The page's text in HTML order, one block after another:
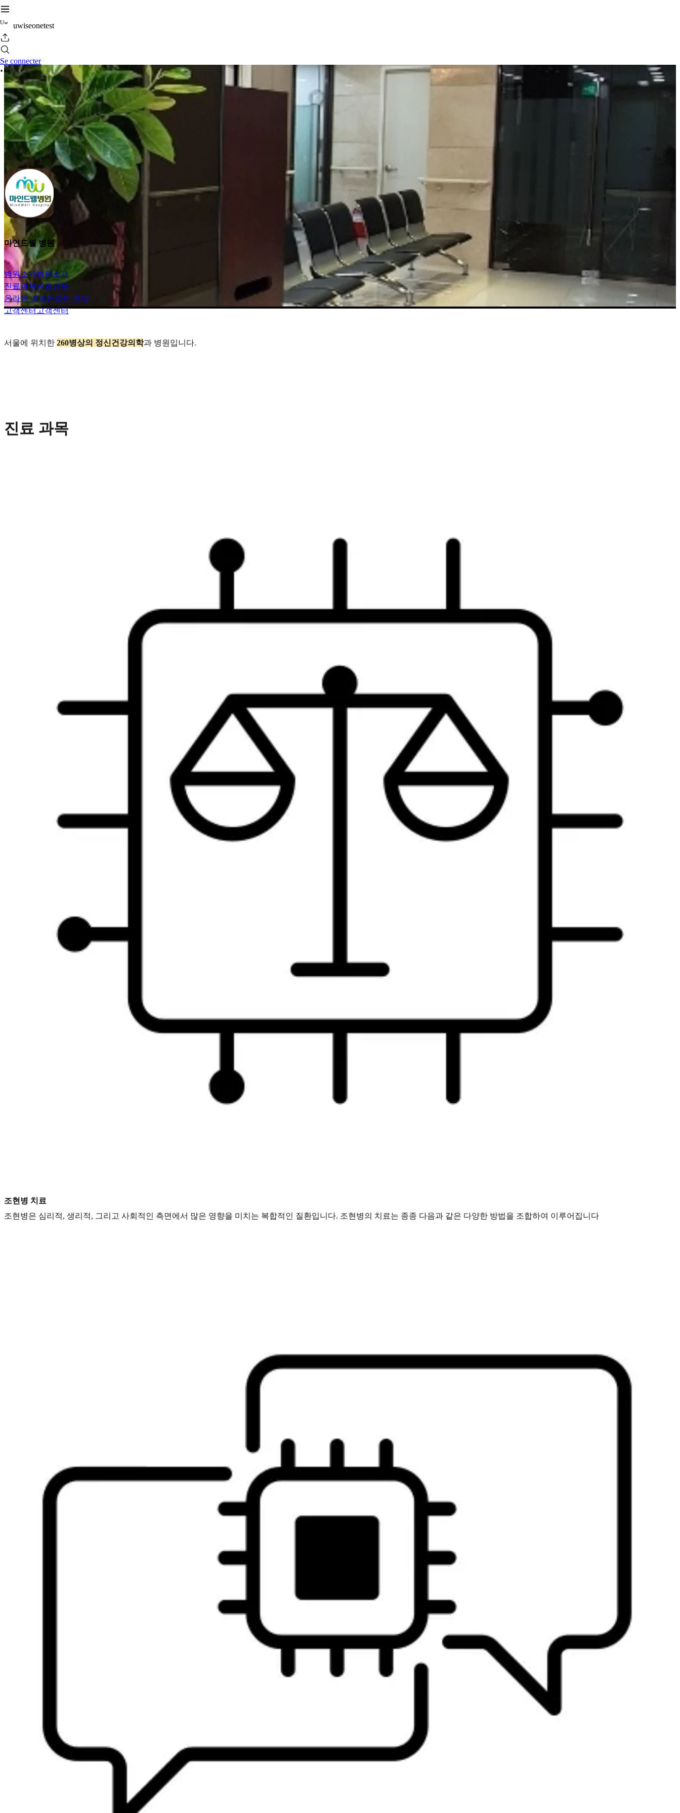
Uw uwiseonetest
Se connecter
마인드웰 병원
병원소개병원소개
진료과목진료과목
온라인 예약온라인 예약
고객센터고객센터
서울에 위치한 260병상의 정신건강의학과 병원입니다.
진료 과목
조현병 치료
조현병은 심리적, 생리적, 그리고 사회적인 측면에서 많은 영향을 미치는 복합적인 질환입니다. 조현병의 치료는 종종 다음과 같은 다양한 방법을 조합하여 이루어집니다